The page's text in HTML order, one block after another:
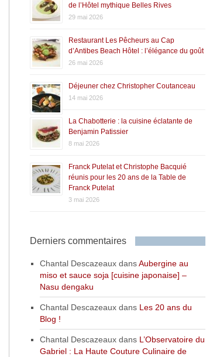
de l’Hôtel mythique Belles Rives
29 mai 2026
Restaurant Les Pêcheurs au Cap
d’Antibes Beach Hôtel : l’élégance du goût
26 mai 2026
Déjeuner chez Christopher Coutanceau
14 mai 2026
La Chabotterie : la cuisine éclatante de
Benjamin Patissier
8 mai 2026
Franck Putelat et Christophe Bacquié
réunis pour les 20 ans de la Table de
Franck Putelat
3 mai 2026
Derniers commentaires
Chantal DescazeauxdansAubergine au
miso et sauce soja [cuisine japonaise] –
Nasu dengaku
Chantal Descazeauxdans Les 20 ans du
Blog !
Chantal Descazeauxdans L’Observatoire du
Gabriel : La Haute Couture Culinaire de